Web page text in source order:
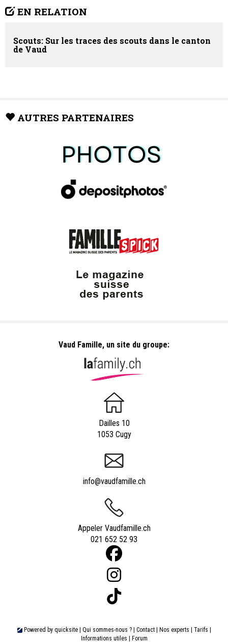
EN RELATION
Scouts: Sur les traces des scouts dans le canton
de Vaud
AUTRES PARTENAIRES
Vaud Famille, un site du groupe:
Dailles 10
1053 Cugy
info@vaudfamille.ch
Appeler Vaudfamille.ch
021 652 52 93
Powered by quicksite Qui sommes-nous ?| Contact| Nos experts Tarifs
Informations utiles
Forum